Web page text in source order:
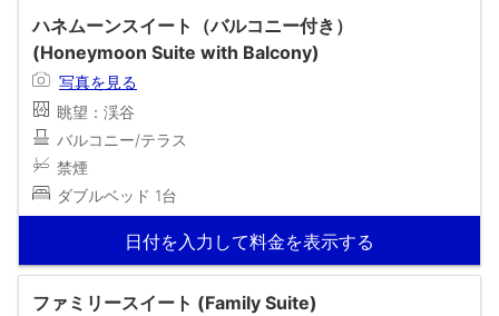
ハネムーンスイート（バルコニー付き）
(Honeymoon Suite with Balcony)
写真を見る
眺望：渓谷
バルコニー/テラス
禁煙
ダブルベッド 1台
日付を入力して料金を表示する
ファミリースイート (Family Suite)